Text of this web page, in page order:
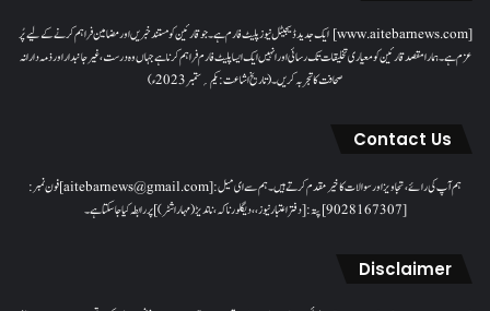
[www.aitebarnews.com] ایک جدید ڈیجیٹل نیوز پلیٹ فارم ہے۔ جو قارئین کو مستند خبریں اور مضامین فراہم کرنے کے لیے پُر
عزم ہے۔ ہمارا مقصدقارئین کو معیاری تخلیقات تک رسائی اور انہیں ایک ایسا پلیٹ فارم فراہم کرنا ہے جہاں وہ درست، غیر جانبدار اور ذمہ دارانہ
صحافت کا تجربہ کریں۔( تاریخ اشاعت : یکم؍ ستمبر 2023ء)
Contact Us
ہم آپ کی رائے، تجاویز اور سوالات کا خیرمقدم کرتے ہیں۔ ہم سےای میل: [aitebarnews@gmail.com]فون نمبر:
[9028167307]پتہ: [دفتر اعتبار نیوز، ، دیگلور ناکہ، ناندیڑ(مہاراشٹر) ] پر رابطہ کیا جاسکتا ہے۔
Disclaimer